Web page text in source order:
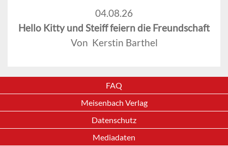
04.08.26
Hello Kitty und Steiff feiern die Freundschaft
Von Kerstin Barthel
FAQ
Meisenbach Verlag
Datenschutz
Mediadaten